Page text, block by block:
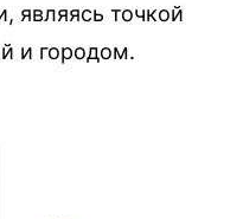
являясь точкой
и городом.